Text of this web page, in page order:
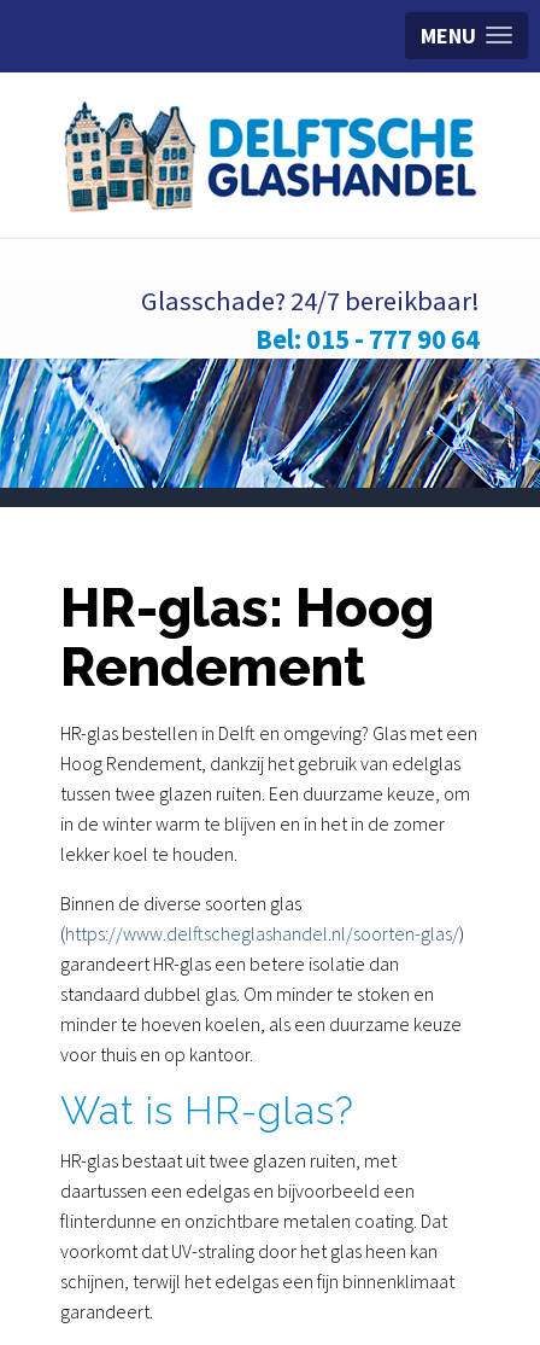
MENU
Glasschade? 24/7 bereikbaar!
Bel: 015 - 777 90 64
HR-glas: Hoog
Rendement
HR-glas bestellen in Delft en omgeving? Glas met een
Hoog Rendement, dankzij het gebruik van edelglas
tussen twee glazen ruiten. Een duurzame keuze, om
in de winter warm te blijven en in het in de zomer
lekker koel te houden.
Binnen de diverse soorten glas
(https://www.delftscheglashandel.nl/soorten-glas/)
garandeert HR-glas een betere isolatie dan
standaard dubbel glas. Om minder te stoken en
minder te hoeven koelen, als een duurzame keuze
voor thuis en op kantoor.
Wat is HR-glas?
HR-glas bestaat uit twee glazen ruiten, met
daartussen een edelgas en bijvoorbeeld een
flinterdunne en onzichtbare metalen coating. Dat
voorkomt dat UV-straling door het glas heen kan
schijnen, terwijl het edelgas een fijn binnenklimaat
garandeert.